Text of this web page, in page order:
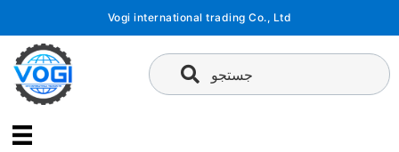
محتوا
Vogi international trading Co., Ltd
جستجو